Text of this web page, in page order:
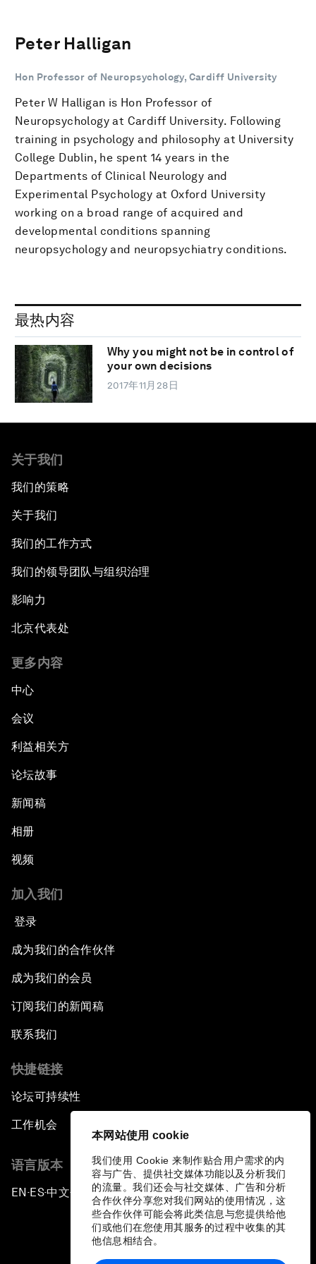
本网站使用 cookie
我们使用 Cookie 来制作贴合用户需求的内
容与广告、提供社交媒体功能以及分析我们
的流量。我们还会与社交媒体、广告和分析
合作伙伴分享您对我们网站的使用情况，这
些合作伙伴可能会将此类信息与您提供给他
们或他们在您使用其服务的过程中收集的其
他信息相结合。
Peter Halligan
Hon Professor of Neuropsychology, Cardiff University
Peter W Halligan is Hon Professor of
Neuropsychology at Cardiff University. Following
training in psychology and philosophy at University
College Dublin, he spent 14 years in the
Departments of Clinical Neurology and
Experimental Psychology at Oxford University
working on a broad range of acquired and
developmental conditions spanning
neuropsychology and neuropsychiatry conditions.
最热内容
Why you might not be in control of
your own decisions
2017年11月28日
关于我们
我们的策略
关于我们
我们的工作方式
我们的领导团队与组织治理
影响力
北京代表处
更多内容
中心
会议
利益相关方
论坛故事
新闻稿
相册
视频
加入我们
登录
成为我们的合作伙伴
成为我们的会员
订阅我们的新闻稿
联系我们
快捷链接
论坛可持续性
工作机会
语言版本
EN ▪ES▪中文▪ 日本語